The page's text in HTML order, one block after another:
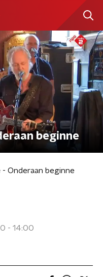
beginne
Onderaan beginne
- 14:00